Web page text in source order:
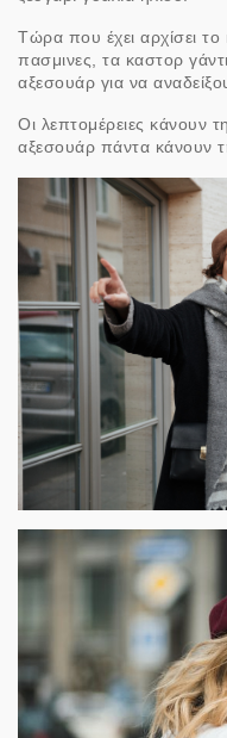
Τώρα που έχει αρχίσει το
πασμινες, τα καστορ
αξεσουάρ για να
Οι λεπτομέρειες κάνουν
αξεσουάρ πάντα κάνουν